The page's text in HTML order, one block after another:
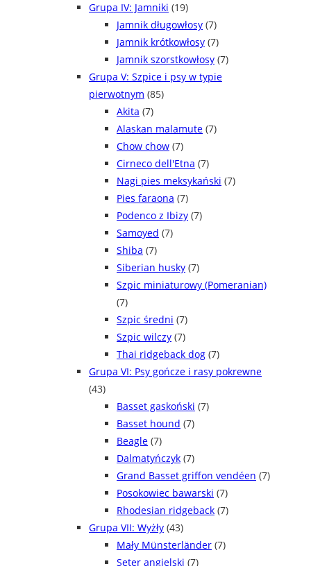
Grupa IV: Jamniki (19)
Jamnik długowłosy (7)
Jamnik krótkowłosy (7)
Jamnik szorstkowłosy (7)
Grupa V: Szpice i psy w typie
pierwotnym (85)
Akita (7)
Alaskan malamute (7)
Chow chow (7)
Cirneco dell'Etna (7)
Nagi pies meksykański (7)
Pies faraona (7)
Podenco z Ibizy (7)
Samoyed (7)
Shiba (7)
Siberian husky (7)
Szpic miniaturowy (Pomeranian)
(7)
Szpic średni (7)
Szpic wilczy (7)
Thai ridgeback dog (7)
Grupa VI: Psy gończe i rasy pokrewne
(43)
Basset gaskoński (7)
Basset hound (7)
Beagle (7)
Dalmatyńczyk (7)
Grand Basset griffon vendéen (7)
Posokowiec bawarski (7)
Rhodesian ridgeback (7)
Grupa VII: Wyżły (43)
Mały Münsterländer (7)
Seter angielski (7)